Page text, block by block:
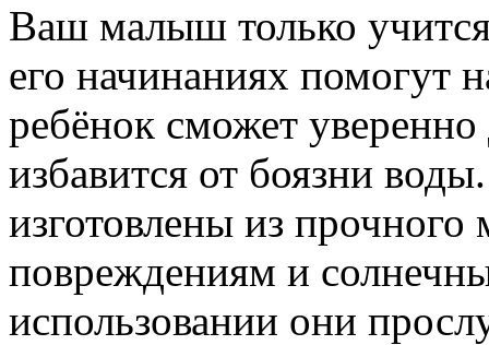
Ваш малыш только
его начинаниях помогут
ребёнок сможет
избавится от боязни
изготовлены из
повреждениям и
использовании они